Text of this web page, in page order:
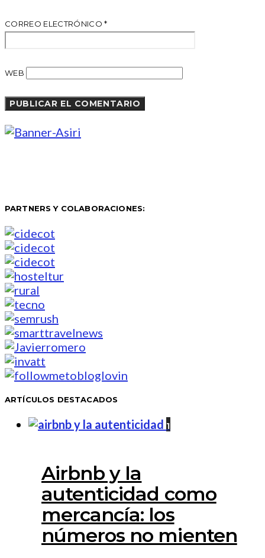
CORREO ELECTRÓNICO*
WEB
PARTNERS Y COLABORACIONES:
ARTÍCULOS DESTACADOS
1
Airbnb y la
autenticidad como
mercancía: los
números no mienten